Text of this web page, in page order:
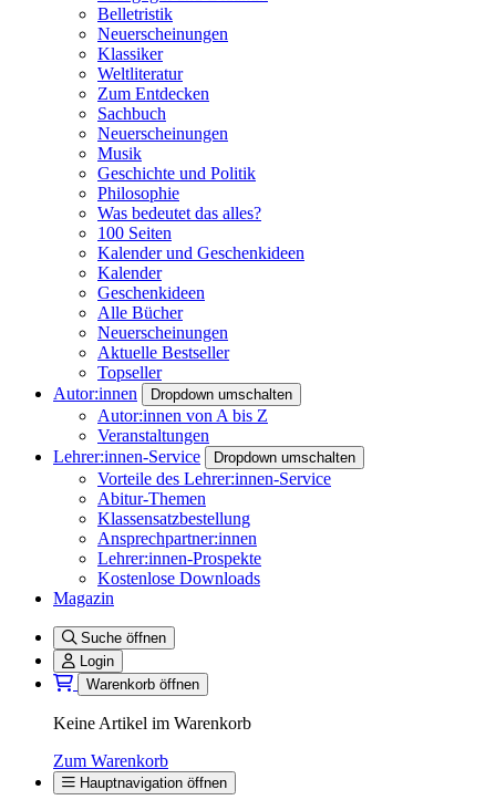
Belletristik
Neuerscheinungen
Klassiker
Weltliteratur
Zum Entdecken
Sachbuch
Neuerscheinungen
Musik
Geschichte und Politik
Philosophie
Was bedeutet das alles?
100 Seiten
Kalender und Geschenkideen
Kalender
Geschenkideen
Alle Bücher
Neuerscheinungen
Aktuelle Bestseller
Topseller
Autor:innen
Dropdown umschalten
Autor:innen von A bis Z
Veranstaltungen
Lehrer:innen-Service
Dropdown umschalten
Vorteile des Lehrer:innen-Service
Abitur-Themen
Klassensatzbestellung
Ansprechpartner:innen
Lehrer:innen-Prospekte
Kostenlose Downloads
Magazin
Suche öffnen
Login
Warenkorb öffnen
Keine Artikel im Warenkorb
Zum Warenkorb
Hauptnavigation öffnen